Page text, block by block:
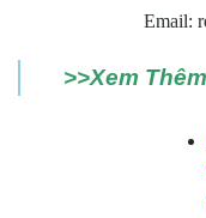
Email:
>>Xem